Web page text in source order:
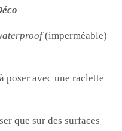
(imperméable)
poser avec une raclette
que sur des surfaces